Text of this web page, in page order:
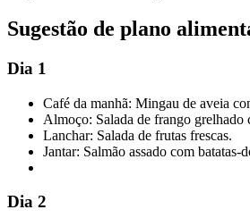
Sugestão de plano
Dia 1
Café da manhã: Mingau de aveia
Almoço: Salada de frango grelhado
Lanchar: Salada de frutas frescas.
Jantar: Salmão assado com batatas-
Dia 2